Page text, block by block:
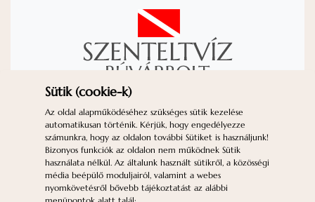
KAPCSOLAT
IMPRESSZUM
ADATVÉDELEM
ÁSZF
GYIK
SÜTIK (*COOKIE-K*)
Nyitvatartás:H-P: 10-18 | Sz: 10-12 | V:
Zárva
Sütik (cookie-k)
Az oldal alapműködéséhez szükséges sütik kezelése
automatikusan történik. Kérjük, hogy engedélyezze
számunkra, hogy az oldalon további Sütiket is használjunk!
Bizonyos funkciók az oldalon nem működnek Sütik
használata nélkül. Az általunk használt sütikről, a közösségi
média beépülő moduljairól, valamint a webes
nyomkövetésről bővebb tájékoztatást az alábbi